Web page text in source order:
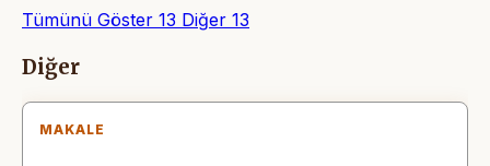
Tümünü Göster 13 Diğer 13
Makaleler
Diğer
MAKALE